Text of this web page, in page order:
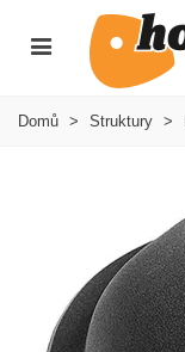
Domů > Struktury >